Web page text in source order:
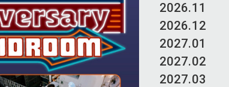
2026.11
2026.12
2027.01
2027.02
2027.03